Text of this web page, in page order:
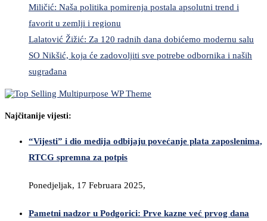
Miličić: Naša politika pomirenja postala apsolutni trend i
favorit u zemlji i regionu
Lalatović Žižić: Za 120 radnih dana dobićemo modernu salu
SO Nikšić, koja će zadovoljiti sve potrebe odbornika i naših
sugrađana
Najčitanije vijesti:
“Vijesti” i dio medija odbijaju povećanje plata zaposlenima,
RTCG spremna za potpis
Ponedjeljak, 17 Februara 2025,
Pametni nadzor u Podgorici: Prve kazne već prvog dana